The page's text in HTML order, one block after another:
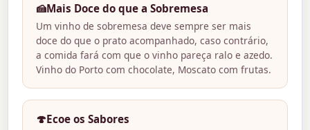
🍰Mais Doce do que a Sobremesa
Um vinho de sobremesa deve sempre ser mais
doce do que o prato acompanhado, caso contrário,
a comida fará com que o vinho pareça ralo e azedo.
Vinho do Porto com chocolate, Moscato com frutas.
🍄Ecoe os Sabores